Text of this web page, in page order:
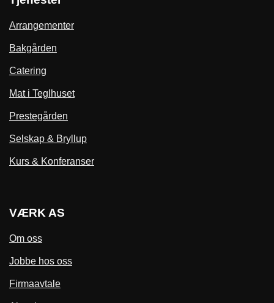
Arrangementer
Bakgården
Catering
Mat i Teglhuset
Prestegården
Selskap & Bryllup
Kurs & Konferanser
VÆRK AS
Om oss
Jobbe hos oss
Firmaavtale